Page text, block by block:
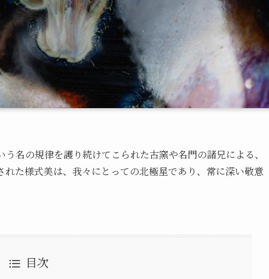
名の規律を護り続けてこられた古窯や名門の諸兄による、
た様式美は、我々にとっての北極星であり、常に深い敬意
目次